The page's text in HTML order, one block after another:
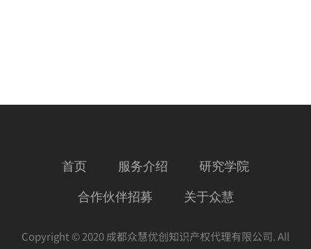
首页 服务介绍 研究学院
合作伙伴招募 关于众慧
Copyright © 2020 成都众慧优创知识产权代理有限公司. All